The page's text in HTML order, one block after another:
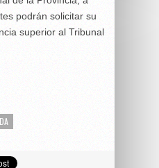
podrán solicitar su
superior al Tribunal